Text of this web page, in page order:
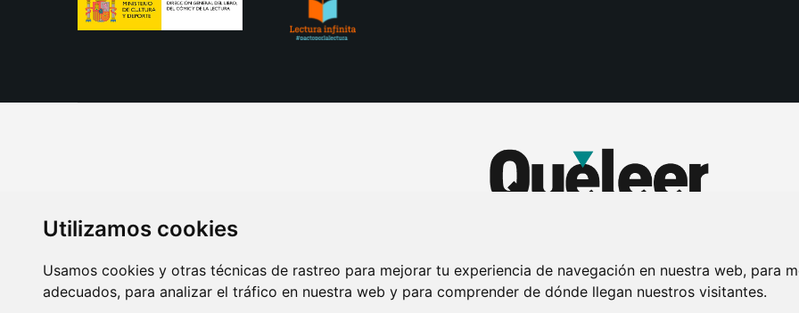
Utilizamos cookies
Usamos cookies y otras técnicas de rastreo para mejorar tu experiencia de navegación en nuestra web, para
adecuados, para analizar el tráfico en nuestra web y para comprender de dónde llegan nuestros visitantes.
AVISO LEGAL POLITICA DE COOKIES POLITICA DE PRIVACIDAD PUBLICIDAD EN LA REVISTA QUÉ LEER SORTEO-